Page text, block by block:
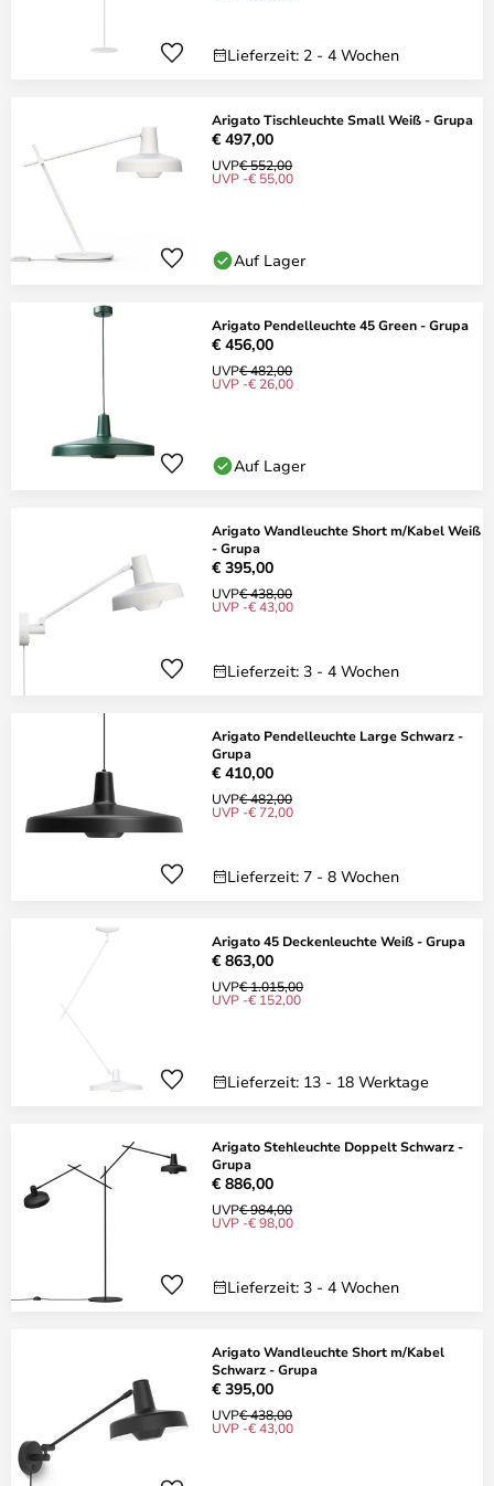
Lieferzeit: 2 - 4 Wochen
Arigato Tischleuchte Small Weiß - Grupa
€ 497,00
UVP€ 552,00
UVP -€ 55,00
Auf Lager
Arigato Pendelleuchte 45 Green - Grupa
€ 456,00
UVP€ 482,00
UVP -€ 26,00
Auf Lager
Arigato Wandleuchte Short m/Kabel Weiß
- Grupa
€ 395,00
UVP€ 438,00
UVP -€ 43,00
Lieferzeit: 3 - 4 Wochen
Arigato Pendelleuchte Large Schwarz -
Grupa
€ 410,00
UVP€ 482,00
UVP -€ 72,00
Lieferzeit: 7 - 8 Wochen
Arigato 45 Deckenleuchte Weiß - Grupa
€ 863,00
UVP€ 1.015,00
UVP -€ 152,00
Lieferzeit: 13 - 18 Werktage
Arigato Stehleuchte Doppelt Schwarz -
Grupa
€ 886,00
UVP€ 984,00
UVP -€ 98,00
Lieferzeit: 3 - 4 Wochen
Arigato Wandleuchte Short m/Kabel
Schwarz - Grupa
€ 395,00
UVP€ 438,00
UVP -€ 43,00